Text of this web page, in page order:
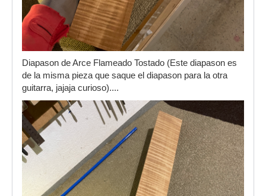
Diapason de Arce Flameado Tostado (Este diapason es
de la misma pieza que saque el diapason para la otra
guitarra, jajaja curioso)....